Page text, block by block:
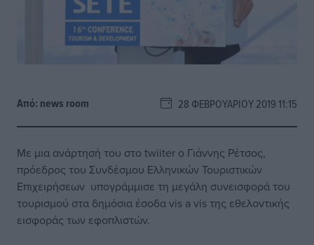
Από: news room 28 ΦΕΒΡΟΥΑΡΊΟΥ 2019 11:15
Με μια ανάρτησή του στο twiiter ο Γιάννης Ρέτσος,
πρόεδρος του Συνδέσμου Ελληνικών Τουριστικών
Επιχειρήσεων υπογράμμισε τη μεγάλη συνεισφορά του
τουρισμού στα δημόσια έσοδα vis a vis της εθελοντικής
εισφοράς των εφοπλιστών.